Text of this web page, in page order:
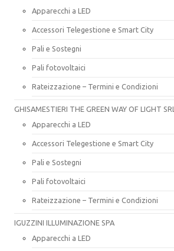
Apparecchi a LED
Accessori Telegestione e Smart City
Pali e Sostegni
Pali fotovoltaici
Rateizzazione – Termini e Condizioni
GHISAMESTIERI THE GREEN WAY OF LIGHT SRL
Apparecchi a LED
Accessori Telegestione e Smart City
Pali e Sostegni
Pali fotovoltaici
Rateizzazione – Termini e Condizioni
IGUZZINI ILLUMINAZIONE SPA
Apparecchi a LED